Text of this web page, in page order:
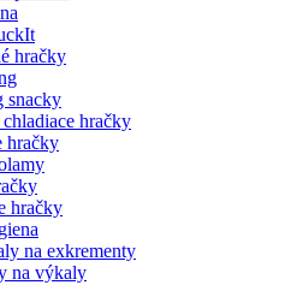
hračky
snacky
hračky
hračky
hračky
na exkrementy
na výkaly